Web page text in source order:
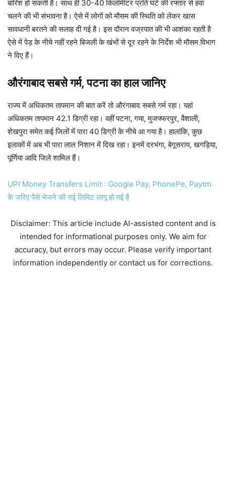
बारिश हो सकती है। साथ ही 30-40 किलोमीटर प्रति घंटे की रफ्तार से हवा
चलने की भी संभावना है। ऐसे में लोगों को मौसम की स्थिति को लेकर खास
सावधानी बरतने की सलाह दी गई है। इस दौरान वज्रपात की भी आशंका रहती है
ऐसे में पेड़ के नीचे नहीं रहने बिजली के खंभों से दूर रहने के निर्देश भी मौसम विभाग
ने दिए हैं।
औरंगाबाद सबसे गर्म, पटना का हाल जानिए
राज्य में अधिकतम तापमान की बात करें तो औरंगाबाद सबसे गर्म रहा। यहां
अधिकतम तापमान 42.1 डिग्री रहा। वहीं पटना, गया, मुजफ्फरपुर, वैशाली,
शेखपुरा समेत कई जिलों में पारा 40 डिग्री के नीचे आ गया है। हालांकि, कुछ
इलाकों में अब भी पारा लाल निशान में दिख रहा। इनमें दरभंगा, बेगूसराय, खगड़िया,
पूर्णिया आदि जिले शामिल हैं।
UPI Money Transfers Limit : Google Pay, PhonePe, Paytm
के जरिए पैसे भेजने की नई लिमिट लागू हो गई है
Disclaimer: This article include AI-assisted content and is
intended for informational purposes only. We aim for
accuracy, but errors may occur. Please verify important
information independently or contact us for corrections.